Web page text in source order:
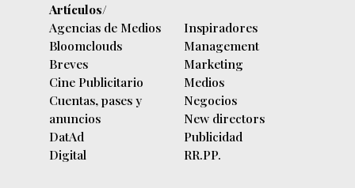
Artículos/
Agencias de Medios
Bloomclouds
Breves
Cine Publicitario
Cuentas, pases y
anuncios
DatAd
Digital
Inspiradores
Management
Marketing
Medios
Negocios
New directors
Publicidad
RR.PP.